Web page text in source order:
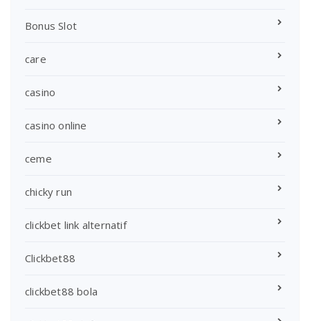
Bonus Slot
care
casino
casino online
ceme
chicky run
clickbet link alternatif
Clickbet88
clickbet88 bola